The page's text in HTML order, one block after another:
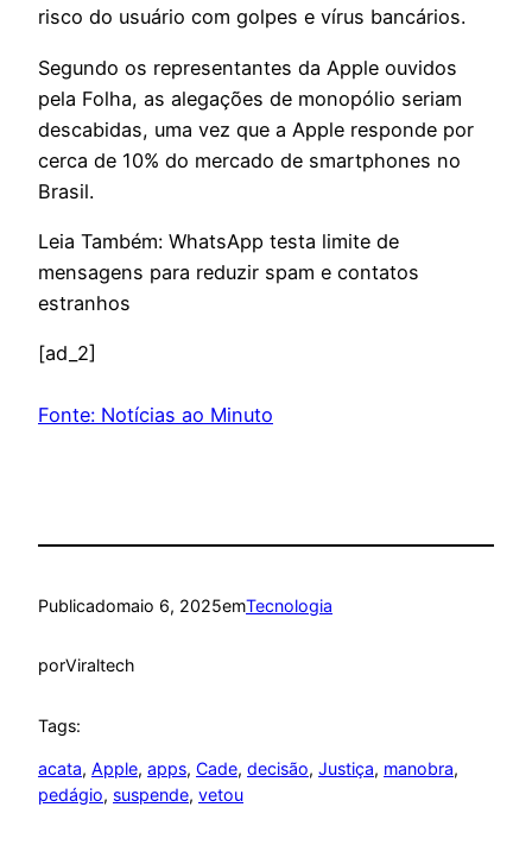
risco do usuário com golpes e vírus bancários.
Segundo os representantes da Apple ouvidos
pela Folha, as alegações de monopólio seriam
descabidas, uma vez que a Apple responde por
cerca de 10% do mercado de smartphones no
Brasil.
Leia Também: WhatsApp testa limite de
mensagens para reduzir spam e contatos
estranhos
[ad_2]
Fonte: Notícias ao Minuto
Publicadomaio 6, 2025emTecnologia
porViraltech
Tags:
acata, Apple, apps, Cade, decisão, Justiça, manobra
pedágio, suspende, vetou